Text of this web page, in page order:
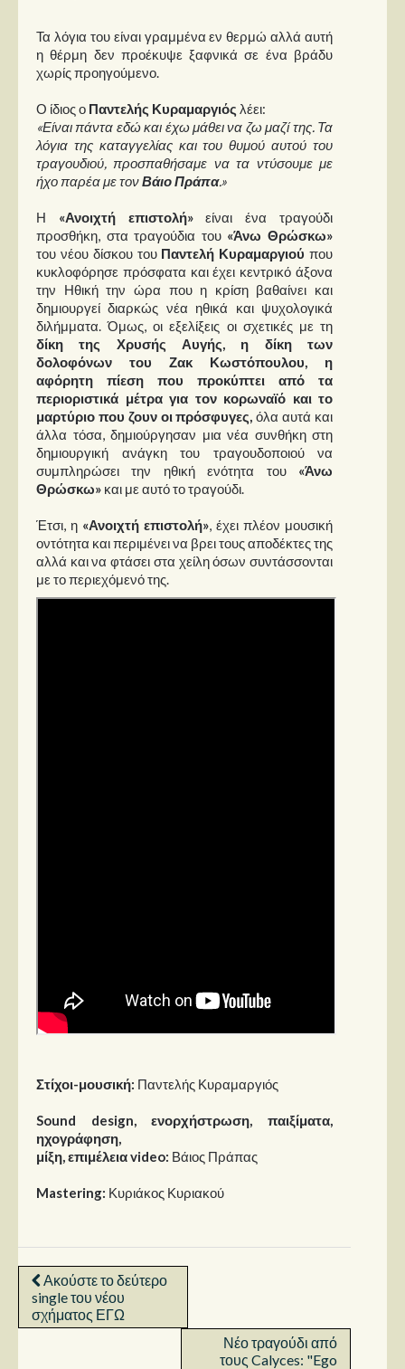
Διάφοροι
Εκτός Συνόρων
Νέα
Στήλες
Small Talk
Blog
Τα λόγια του είναι γραμμένα εν θερμώ αλλά αυτή
η θέρμη δεν προέκυψε ξαφνικά σε ένα βράδυ
χωρίς προηγούμενο.
Ο ίδιος ο Παντελής Κυραμαργιός λέει:
«Είναι πάντα εδώ και έχω μάθει να ζω μαζί της. Τα
λόγια της καταγγελίας και του θυμού αυτού του
τραγουδιού, προσπαθήσαμε να τα ντύσουμε με
ήχο παρέα με τονΒάιο Πράπα.»
Η «Ανοιχτή επιστολή»είναι ένα τραγούδι
προσθήκη, στα τραγούδια του «Άνω Θρώσκω»
του νέου δίσκου του Παντελή Κυραμαργιού που
κυκλοφόρησε πρόσφατα και έχει κεντρικό άξονα
την Ηθική την ώρα που η κρίση βαθαίνει και
δημιουργεί διαρκώς νέα ηθικά και ψυχολογικά
διλήμματα. Όμως, οι εξελίξεις οι σχετικές με τη
δίκη της Χρυσής Αυγής, η δίκη των
δολοφόνων του Ζακ Κωστόπουλου, η
αφόρητη πίεση που προκύπτει από τα
περιοριστικά μέτρα για τον κορωναϊό και το
μαρτύριο που ζουν οι πρόσφυγες, όλα αυτά και
άλλα τόσα, δημιούργησαν μια νέα συνθήκη στη
δημιουργική ανάγκη του τραγουδοποιού να
συμπληρώσει την ηθική ενότητα του «Άνω
Θρώσκω» και με αυτό το τραγούδι.
Έτσι, η «Ανοιχτή επιστολή», έχει πλέον μουσική
οντότητα και περιμένει να βρει τους αποδέκτες της
αλλά και να φτάσει στα χείλη όσων συντάσσονται
με το περιεχόμενό της.
Στίχοι-μουσική: Παντελής Κυραμαργιός
Sound design, ενορχήστρωση, παιξίματα,
ηχογράφηση,
μίξη, επιμέλεια video: Βάιος Πράπας
Mastering: Κυριάκος Κυριακού
Ακούστε το δεύτερο
single του νέου
σχήματος ΕΓΩ
Νέο τραγούδι από
τους Calyces: "Ego